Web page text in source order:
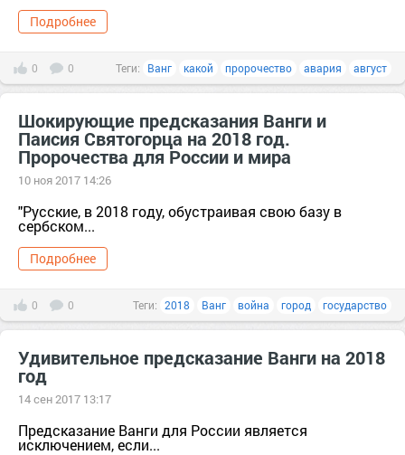
Подробнее
0 0 Теги: Ванг какой пророчество авария август
Шокирующие предсказания Ванги и
Паисия Святогорца на 2018 год.
Пророчества для России и мира
10 ноя 2017 14:26
"Русские, в 2018 году, обустраивая свою базу в
сербском...
Подробнее
0 0 Теги: 2018 Ванг война город государство
Удивительное предсказание Ванги на 2018
год
14 сен 2017 13:17
Предсказание Ванги для России является
исключением, если...